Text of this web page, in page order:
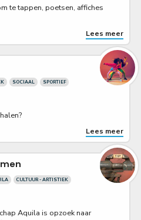
te tappen, poetsen, affiches
Lees meer
SOCIAAL SPORTIEF
Lees meer
CULTUUR - ARTISTIEK
Aquila is opzoek naar